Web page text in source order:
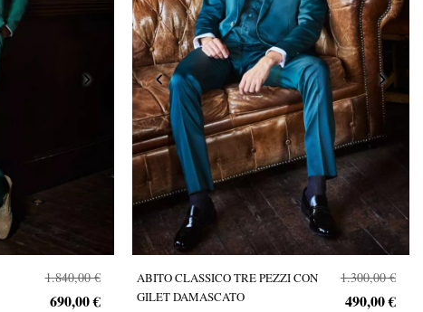
1.840,00 €
690,00 €
ABITO CLASSICO TRE PEZZI CON
GILET DAMASCATO
1.300,00 €
490,00 €